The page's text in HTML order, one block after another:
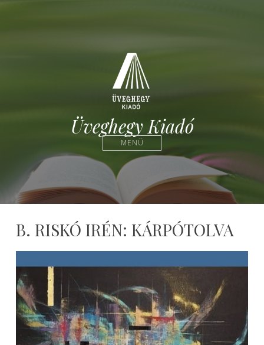
Üveghegy Kiadó
MENÜ
B. RISKÓ IRÉN: KÁRPÓTOLVA